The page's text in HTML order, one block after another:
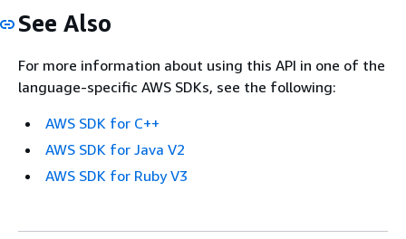
See Also
For more information about using this API in one of the
language-specific AWS SDKs, see the following:
AWS SDK for C++
AWS SDK for Java V2
AWS SDK for Ruby V3